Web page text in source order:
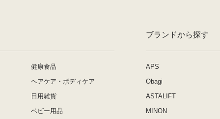
健康食品
ヘアケア・ボディケア
日用雑貨
ベビー用品
ブランドから探す
APS
Obagi
ASTALIFT
MINON